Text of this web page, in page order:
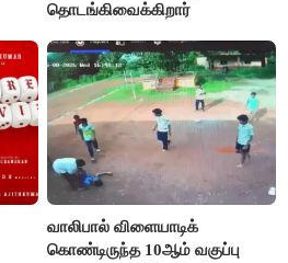
தொடங்கிவைக்கிறார்
வாலிபால் விளையாடிக்
கொண்டிருந்த 10ஆம் வகுப்பு